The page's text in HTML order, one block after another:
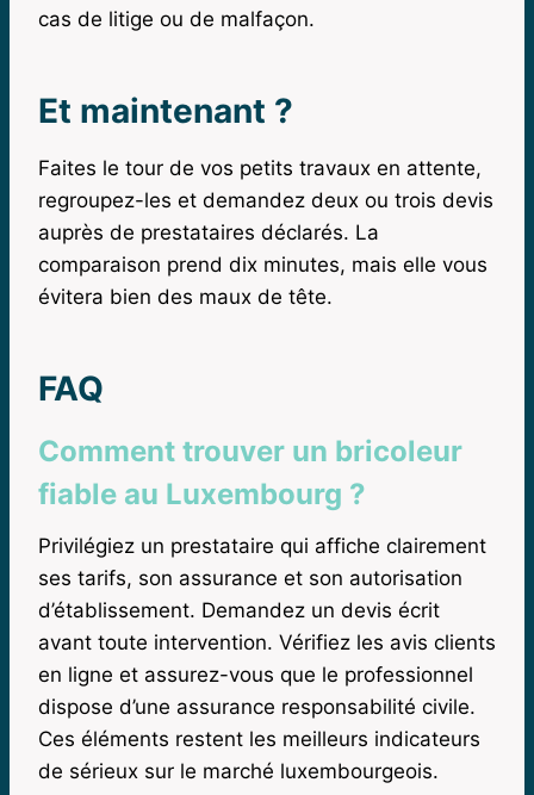
cas de litige ou de malfaçon.
Et maintenant ?
Faites le tour de vos petits travaux en attente,
regroupez-les et demandez deux ou trois devis
auprès de prestataires déclarés. La
comparaison prend dix minutes, mais elle vous
évitera bien des maux de tête.
FAQ
Comment trouver un bricoleur
fiable au Luxembourg ?
Privilégiez un prestataire qui affiche clairement
ses tarifs, son assurance et son autorisation
d’établissement. Demandez un devis écrit
avant toute intervention. Vérifiez les avis clients
en ligne et assurez-vous que le professionnel
dispose d’une assurance responsabilité civile.
Ces éléments restent les meilleurs indicateurs
de sérieux sur le marché luxembourgeois.